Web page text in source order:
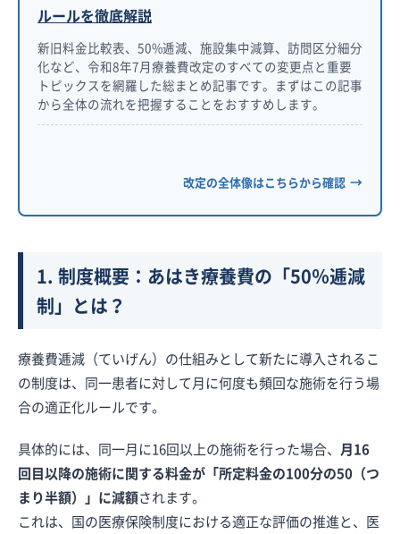
ルールを徹底解説
新旧料金比較表、50%逓減、施設集中減算、訪問区分細分
化など、令和8年7月療養費改定のすべての変更点と重要
トピックスを網羅した総まとめ記事です。まずはこの記事
から全体の流れを把握することをおすすめします。
改定の全体像はこちらから確認 →
1. 制度概要：あはき療養費の「50％逓減
制」とは？
療養費逓減（ていげん）の仕組みとして新たに導入されるこ
の制度は、同一患者に対して月に何度も頻回な施術を行う場
合の適正化ルールです。
具体的には、同一月に16回以上の施術を行った場合、 月16
回目以降の施術に関する料金が「所定料金の100分の50（つ
まり半額）」に減額されます。
これは、国の医療保険制度における適正な評価の推進と、医